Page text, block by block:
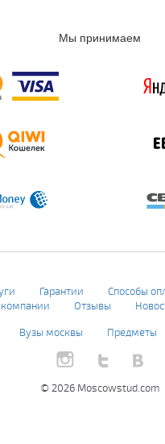
Мы принимаем
Гарантии Способы
Отзывы
Вузы москвы Предметы
© 2026 Moscowstud.com